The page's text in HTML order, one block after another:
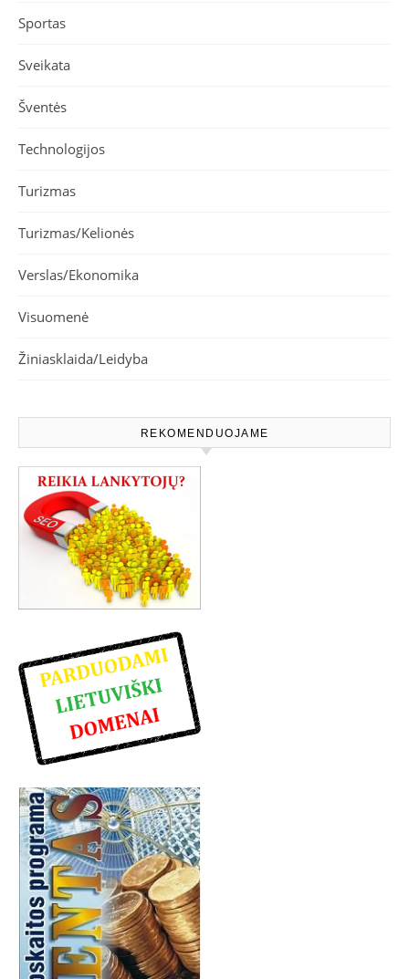
Sportas
Sveikata
Šventės
Technologijos
Turizmas
Turizmas/Kelionės
Verslas/Ekonomika
Visuomenė
Žiniasklaida/Leidyba
REKOMENDUOJAME